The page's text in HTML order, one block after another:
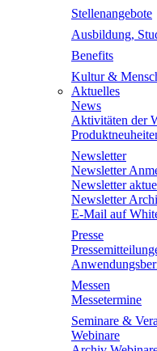
Stellenangebote
Ausbildung,
Benefits
Kultur &
Aktuelles
News
Aktivitäten der
Newsletter
Newsletter
Newsletter
Newsletter
E-Mail auf
Presse
Messen
Messetermine
Seminare &
Webinare